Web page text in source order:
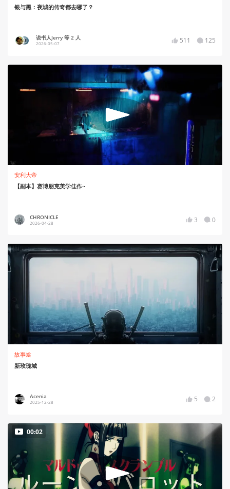
银与黑：夜城的传奇都去哪了？
说书人Jerry 等 2 人
2026-05-07 511 125
安利大帝
【副本】赛博朋克美学佳作~
CHRONICLE
2026-04-28 3 0
故事烩
新玫瑰城
Acenia
2025-12-28 5 2
00:02